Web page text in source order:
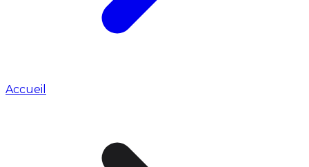
Accueil